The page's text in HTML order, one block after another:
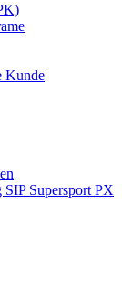
Kunde
Supersport PX